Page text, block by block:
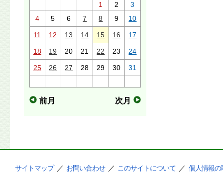
1
2
3
4
5 6 7 8 9 10
11 12 13 14 15 16 17
18 19 20 21 22 23 24
25 26 27 28 29 30 31
前月 次月
サイトマップ ／ お問い合わせ ／ このサイトについて ／ 個人情報の